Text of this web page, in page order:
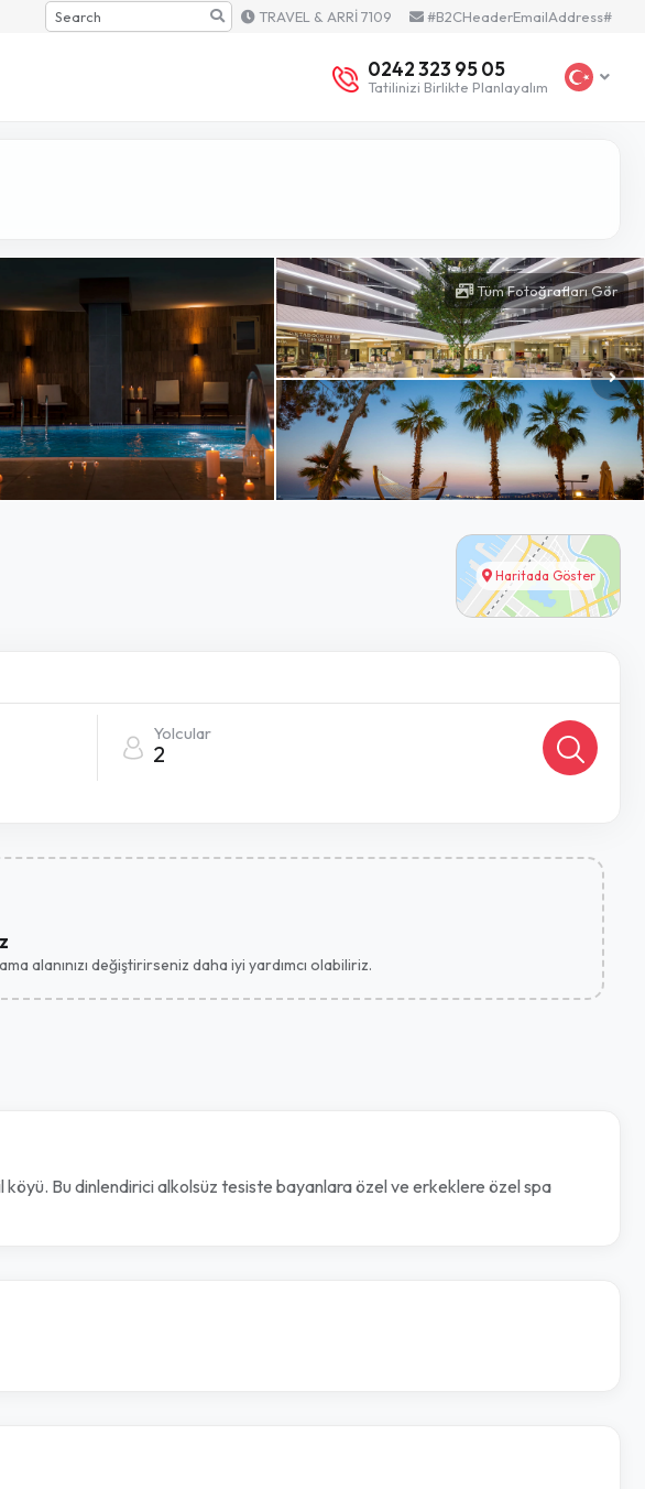
Search TRAVEL & ARRİ 7109 #B2CHeaderEmailAddress#
0242 323 95 05
Tatilinizi Birlikte Planlayalım
Tüm Fotoğrafları Gör
Haritada Göster
Yolcular
2
alanınızı değiştirirseniz daha iyi yardımcı olabiliriz.
Bu dinlendirici alkolsüz tesiste bayanlara özel ve erkeklere özel spa